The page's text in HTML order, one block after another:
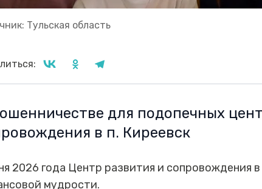
Тульская область
для подопечных
в п. Киреевск
2026 года Центр развития и сопровождения
мудрости.